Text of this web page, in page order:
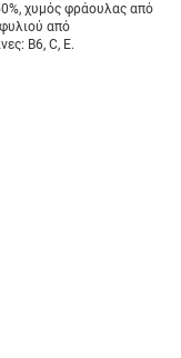
χυμός φράουλας από
από
Β6, C, E.